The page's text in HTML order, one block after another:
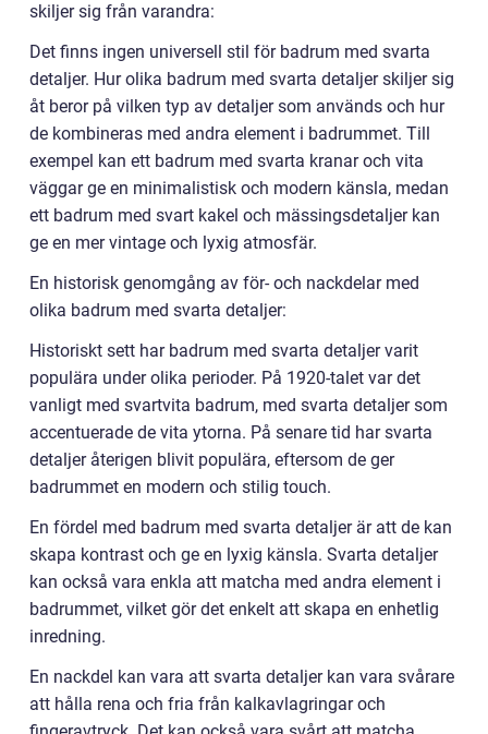
skiljer sig från varandra:
Det finns ingen universell stil för badrum med svarta
detaljer. Hur olika badrum med svarta detaljer skiljer sig
åt beror på vilken typ av detaljer som används och hur
de kombineras med andra element i badrummet. Till
exempel kan ett badrum med svarta kranar och vita
väggar ge en minimalistisk och modern känsla, medan
ett badrum med svart kakel och mässingsdetaljer kan
ge en mer vintage och lyxig atmosfär.
En historisk genomgång av för- och nackdelar med
olika badrum med svarta detaljer:
Historiskt sett har badrum med svarta detaljer varit
populära under olika perioder. På 1920-talet var det
vanligt med svartvita badrum, med svarta detaljer som
accentuerade de vita ytorna. På senare tid har svarta
detaljer återigen blivit populära, eftersom de ger
badrummet en modern och stilig touch.
En fördel med badrum med svarta detaljer är att de kan
skapa kontrast och ge en lyxig känsla. Svarta detaljer
kan också vara enkla att matcha med andra element i
badrummet, vilket gör det enkelt att skapa en enhetlig
inredning.
En nackdel kan vara att svarta detaljer kan vara svårare
att hålla rena och fria från kalkavlagringar och